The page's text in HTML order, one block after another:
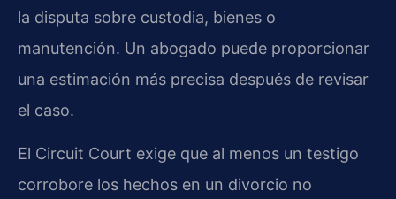
la disputa sobre custodia, bienes o
manutención. Un abogado puede proporcionar
una estimación más precisa después de revisar
el caso.
El Circuit Court exige que al menos un testigo
corrobore los hechos en un divorcio no